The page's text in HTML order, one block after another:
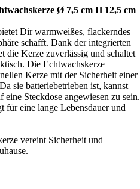
Ø 7,5 cm H 12,5 cm
Dir warmweißes, flackerndes
schafft. Dank der integrierten
die Kerze zuverlässig und schaltet
Die Echtwachskerze
Kerze mit der Sicherheit einer
sie batteriebetrieben ist, kannst
Steckdose angewiesen zu sein.
für eine lange Lebensdauer und
vereint Sicherheit und